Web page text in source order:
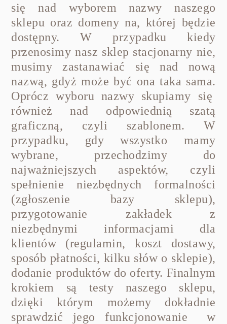
się nad wyborem nazwy naszego
sklepu oraz domeny na, której będzie
dostępny. W przypadku kiedy
przenosimy nasz sklep stacjonarny nie,
musimy zastanawiać się nad nową
nazwą, gdyż może być ona taka sama.
Oprócz wyboru nazwy skupiamy się
również nad odpowiednią szatą
graficzną, czyli szablonem. W
przypadku, gdy wszystko mamy
wybrane, przechodzimy do
najważniejszych aspektów, czyli
spełnienie niezbędnych formalności
(zgłoszenie bazy sklepu),
przygotowanie zakładek z
niezbędnymi informacjami dla
klientów (regulamin, koszt dostawy,
sposób płatności, kilku słów o sklepie),
dodanie produktów do oferty. Finalnym
krokiem są testy naszego sklepu,
dzięki którym możemy dokładnie
sprawdzić jego funkcjonowanie w